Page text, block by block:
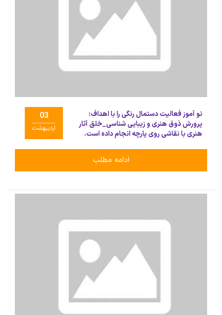
03
اردیبهشت
نو آموز فعالیت دستمال رنگی را با اهداف:
پرورش ذوق هنری و زیبایی شناسی_خلق آثار
هنری با نقاشی روی پارچه انجام داده است.
ادامه مطلب